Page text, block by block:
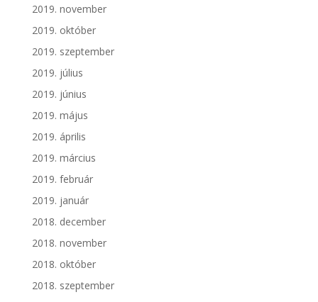
2019. november
2019. október
2019. szeptember
2019. július
2019. június
2019. május
2019. április
2019. március
2019. február
2019. január
2018. december
2018. november
2018. október
2018. szeptember